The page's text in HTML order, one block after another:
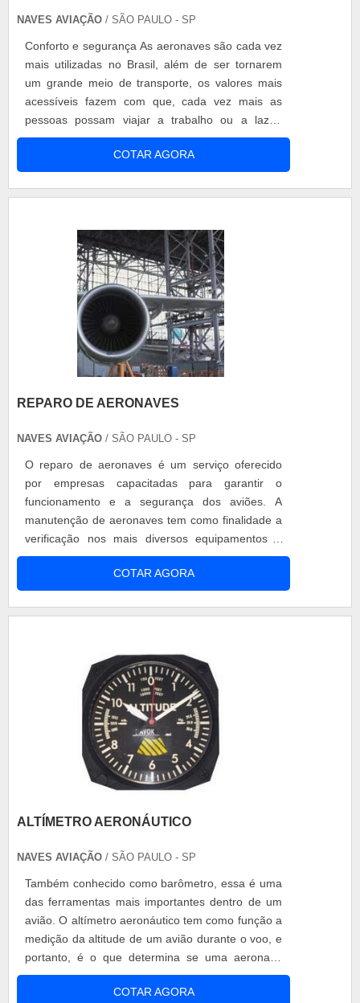
NAVES AVIAÇÃO / SÃO PAULO - SP
Conforto e segurança As aeronaves são cada vez
mais utilizadas no Brasil, além de ser tornarem
um grande meio de transporte, os valores mais
acessíveis fazem com que, cada vez mais as
pessoas possam viajar a trabalho ou a lazer,
dependendo exclusivamente transportadas por
aeronaves. A função principal dos fones para
aeronaves é a de tornar as viagens mais
COTAR AGORA
REPARO DE AERONAVES
NAVES AVIAÇÃO / SÃO PAULO - SP
O reparo de aeronaves é um serviço oferecido
por empresas capacitadas para garantir o
funcionamento e a segurança dos aviões. A
manutenção de aeronaves tem como finalidade a
verificação nos mais diversos equipamentos e
recuperação da funcionalidade dos mesmos. O
reparo de aviões é uma solução inteligente para
empresas que desejam ajustar ou regular
COTAR AGORA
ALTÍMETRO AERONÁUTICO
NAVES AVIAÇÃO / SÃO PAULO - SP
Também conhecido como barômetro, essa é uma
das ferramentas mais importantes dentro de um
avião. O altímetro aeronáutico tem como função a
medição da altitude de um avião durante o voo, e
portanto, é o que determina se uma aeronave
está capacitada para voo. Atualmente existem
dois barômetros disponíveis para comercialização
COTAR AGORA